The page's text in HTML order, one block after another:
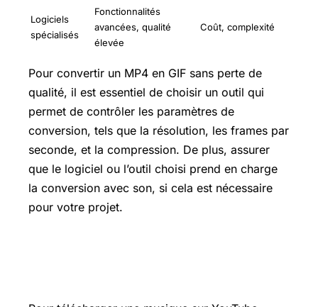
Logiciels
spécialisés
Fonctionnalités
avancées, qualité
élevée
Coût, complexité
Pour convertir un MP4 en GIF sans perte de
qualité, il est essentiel de choisir un outil qui
permet de contrôler les paramètres de
conversion, tels que la résolution, les frames par
seconde, et la compression. De plus, assurer
que le logiciel ou l’outil choisi prend en charge
la conversion avec son, si cela est nécessaire
pour votre projet.